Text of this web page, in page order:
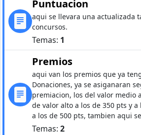
Puntuacion
aqui se llevara una actualizada
concursos.
Temas: 1
Premios
aqui van los premios que ya
Donaciones, ya se asiganaran
premiacion, los del valor medio
de valor alto a los de 350 pts y a
a los de 500 pts, tambien aqui
Temas: 2